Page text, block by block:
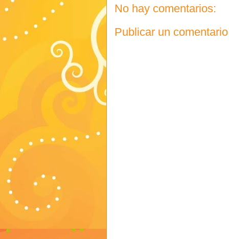
No hay comentarios:
Publicar un comentario